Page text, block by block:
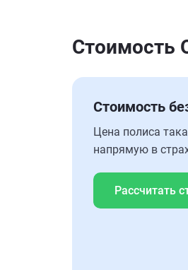
Стоимость
Стоимость
Цена полиса
напрямую в
Рассчитать